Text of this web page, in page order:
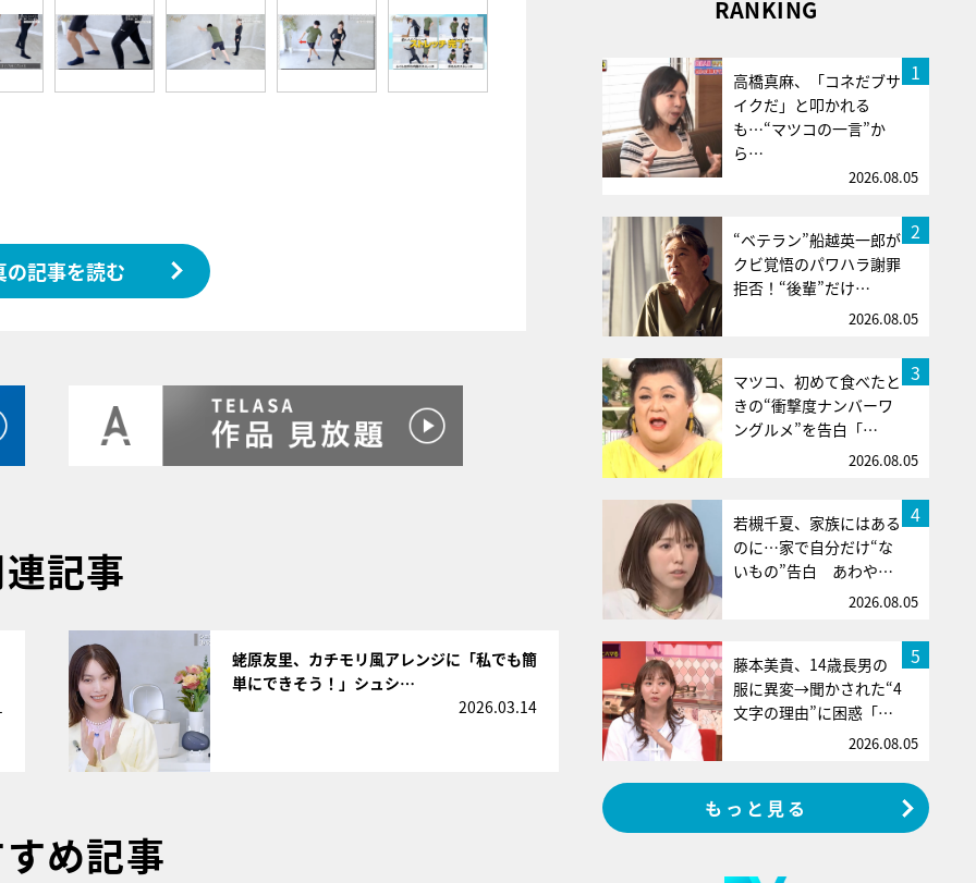
の記事を読む
記事
蛯原友里、カチモリ風アレンジに「私でも簡
単にできそう！」シュシ…
2026.03.14
め記事
RANKING
1
高橋真麻、「コネだブサ
イクだ」と叩かれる
も…“マツコの一言”か
ら…
2026.08.05
2
“ベテラン”船越英一郎が
クビ覚悟のパワハラ謝罪
拒否！“後輩”だけ…
2026.08.05
3
マツコ、初めて食べたと
きの“衝撃度ナンバーワ
ングルメ”を告白「…
2026.08.05
4
若槻千夏、家族にはある
のに…家で自分だけ“な
いもの”告白 あわや…
2026.08.05
5
藤本美貴、14歳長男の
服に異変→聞かされた“4
文字の理由”に困惑「…
2026.08.05
もっと見る